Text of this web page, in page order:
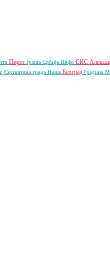
Пирот Јужна Србија Инфо СНС
Скупштина града Ниша Београд Градина